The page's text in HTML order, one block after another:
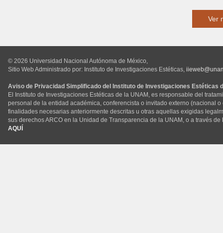
Ver
© 2026 Universidad Nacional Autónoma de México,
Sitio Web Administrado por: Instituto de Investigaciones Estéticas,
Aviso de Privacidad Simplificado del Instituto de Investigaciones Estéticas
El Instituto de Investigaciones Estéticas de la UNAM, es responsable del
personal de la entidad académica, conferencista o invitado externo (nacional
finalidades necesarias anteriormente descritas u otras aquellas exigidas
sus derechos ARCO en la Unidad de Transparencia de la UNAM, o a través
AQUÍ